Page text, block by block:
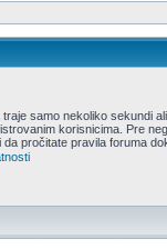
samo nekoliko sekundi
korisnicima. Pre
pročitate pravila foruma